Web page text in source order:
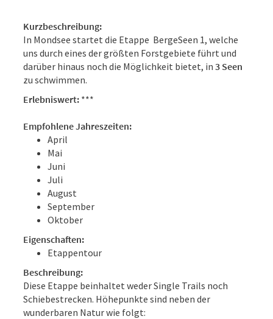
Kurzbeschreibung:
In Mondsee startet die Etappe BergeSeen 1, welche
uns durch eines der größten Forstgebiete führt und
darüber hinaus noch die Möglichkeit bietet, in 3 Seen
zu schwimmen.
Erlebniswert: ***
Empfohlene Jahreszeiten:
April
Mai
Juni
Juli
August
September
Oktober
Eigenschaften:
Etappentour
Beschreibung:
Diese Etappe beinhaltet weder Single Trails noch
Schiebestrecken. Höhepunkte sind neben der
wunderbaren Natur wie folgt: